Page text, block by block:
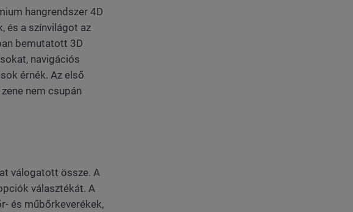
hangrendszer 4D
és a színvilágot az
bemutatott 3D
navigációs
érnék. Az első
nem csupán
válogatott össze. A
választékát. A
és műbőrkeverékek,